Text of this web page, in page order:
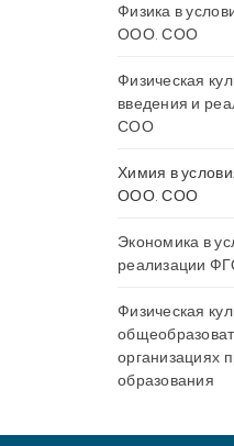
Физика в
ООО, СОО
Физическая
введения и
СОО
Химия в
ООО, СОО
Экономика в
реализации
Физическая
организациях
образования